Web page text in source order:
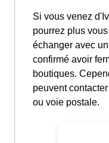
Si vous venez
pourrez plus
échanger avec
confirmé avoir
boutiques.
peuvent
ou voie postale.